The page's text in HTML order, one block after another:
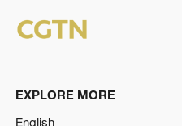
EXPLORE MORE
English